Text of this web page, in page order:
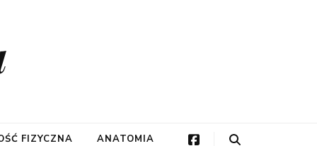
FIZYCZNA ANATOMIA